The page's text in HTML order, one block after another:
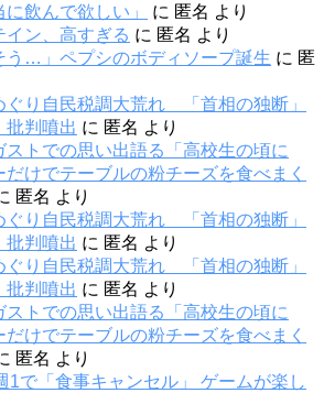
飲んで欲しい」
に 匿名 より
イン、高すぎる に 匿名 より
う…」ペプシのボディソープ誕生 に 匿
ぐり自民税調大荒れ 「首相の独断」
批判噴出 に 匿名 より
トでの思い出語る「高校生の頃に
だけでテーブルの粉チーズを食べまく
匿名 より
ぐり自民税調大荒れ 「首相の独断」
批判噴出 に 匿名 より
ぐり自民税調大荒れ 「首相の独断」
批判噴出 に 匿名 より
トでの思い出語る「高校生の頃に
だけでテーブルの粉チーズを食べまく
匿名 より
1で「食事キャンセル」 ゲームが楽し